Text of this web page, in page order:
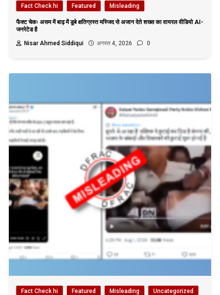
Fact Check hi Featured Misleading
फैक्ट चेकः असम में बाढ़ में डूबे क्षतिग्रस्त मस्जिद से अजान देते शख्स का वायरल वीडियो AI-
जनरेटेड है
Nisar Ahmed Siddiqui
अगस्त 4, 2026 0
Fact Check hi Featured Misleading Uncategorized